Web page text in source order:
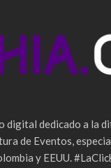
digital dedicado a la
de Eventos,
y EEUU.